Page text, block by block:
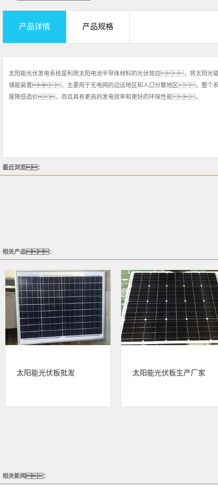
产品详情 产品规格
太阳能光伏发电系统是利用太阳电池半导体材料的光伏效应，将太阳
储能装置，主要用于无电网的边远地区和人口分散地区，整
度降低造价，而且具有更高的发电效率和更好的环保性能。
最近浏览：
相关产品：
太阳能光伏板批发 太阳能光伏板生产厂家
相关新闻：